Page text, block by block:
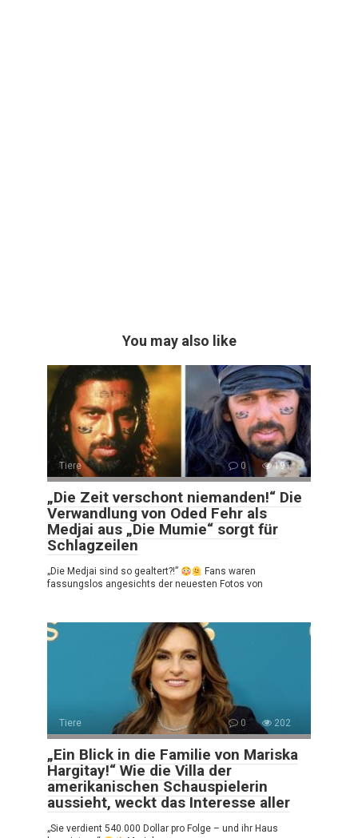
You may also like
Tiere 0 191
„Die Zeit verschont niemanden!“ Die
Verwandlung von Oded Fehr als
Medjai aus „Die Mumie“ sorgt für
Schlagzeilen
„Die Medjai sind so gealtert?!”
Fans waren
fassungslos angesichts der neuesten Fotos von
Tiere 0 202
„Ein Blick in die Familie von Mariska
Hargitay!“ Wie die Villa der
amerikanischen Schauspielerin
aussieht, weckt das Interesse aller
„Sie verdient 540.000 Dollar pro Folge – und ihr Haus